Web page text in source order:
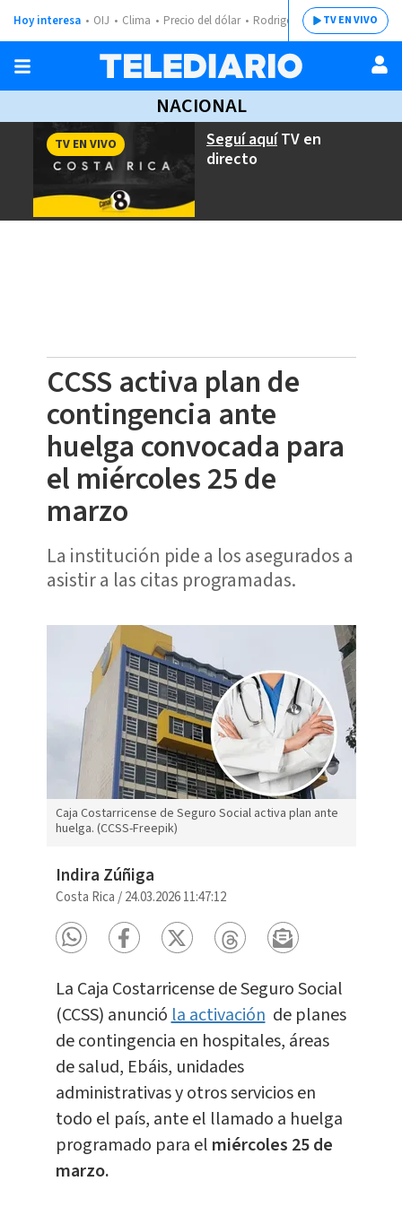
Hoy interesa OIJ Clima Precio del dólar Rodrigo ChavesTV EN VIVO
NACIONAL
Seguí aquíTV en
directo
TV EN VIVO
CCSS activa plan de
contingencia ante
huelga convocada para
el miércoles 25 de
marzo
La institución pide a los asegurados a
asistir a las citas programadas.
Caja Costarricense de Seguro Social activa plan ante
huelga. (CCSS-Freepik)
Indira Zúñiga
Costa Rica /24.03.2026 11:47:12
La Caja Costarricense de Seguro Social
(CCSS) anuncióla activación de planes
de contingencia en hospitales, áreas
de salud, Ebáis, unidades
administrativas y otros servicios en
todo el país, ante el llamado a huelga
programado para el miércoles 25 de
marzo.